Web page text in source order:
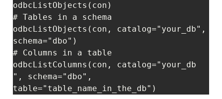
odbcListObjects(con)
# Tables in a schema
odbcListObjects(con, catalog="your_db",
schema="dbo")
# Columns in a table
odbcListColumns(con, catalog="your_db
", schema="dbo",